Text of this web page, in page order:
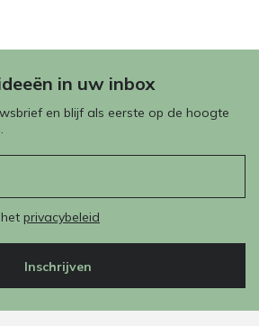
in uw inbox
en blijf als eerste op de hoogte
privacybeleid
Inschrijven